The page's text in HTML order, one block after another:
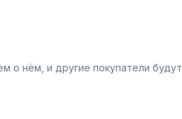
о нём, и другие покупатели будут